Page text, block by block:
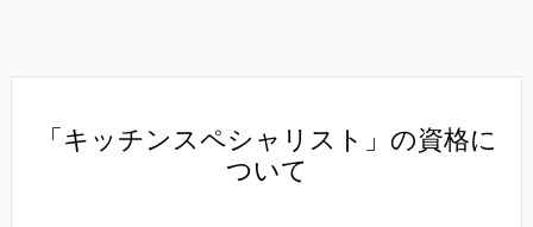
「キッチンスペシャリスト」の資格に
ついて